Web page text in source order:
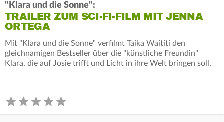
"Klara und die Sonne":
TRAILER ZUM SCI-FI-FILM MIT JENNA
ORTEGA
Mit "Klara und die Sonne" verfilmt Taika Waititi den
gleichnamigen Bestseller über die "künstliche Freundin"
Klara, die auf Josie trifft und Licht in ihre Welt bringen soll.